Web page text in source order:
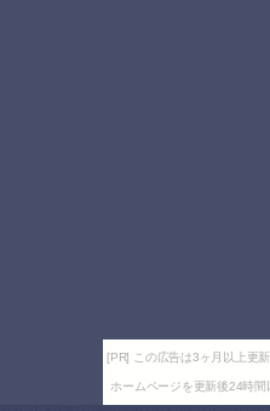
[PR] この広告は3ヶ月以上更
ホームページを更新後24時間